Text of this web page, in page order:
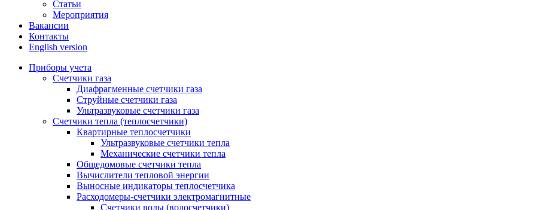
Статьи
Мероприятия
Вакансии
Контакты
English version
Приборы учета
Счетчики газа
Диафрагменные счетчики газа
Струйные счетчики газа
Ультразвуковые счетчики газа
Счетчики тепла (теплосчетчики)
Квартирные теплосчетчики
Ультразвуковые счетчики тепла
Механические счетчики тепла
Общедомовые счетчики тепла
Вычислители тепловой энергии
Выносные индикаторы теплосчетчика
Расходомеры-счетчики электромагнитные
Счетчики воды (водосчетчики)